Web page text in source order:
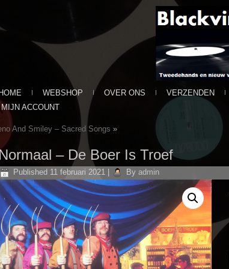
HOME WEBSHOP OVER ONS VERZENDEN
MIJN ACCOUNT
And Smiley ‎– Sacred Songs »
‎– De Boer Is Troef
Published 11 februari 2021| By admin